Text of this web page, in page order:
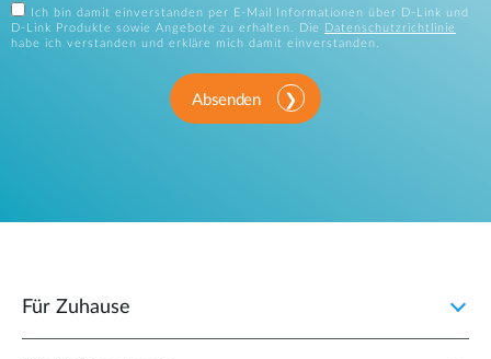
Ich bin damit einverstanden per E-Mail Informationen über D-Link und
D-Link Produkte sowie Angebote zu erhalten. Die
Datenschutzrichtlinie
habe ich verstanden und erkläre mich damit einverstanden.
Absenden
Für Zuhause